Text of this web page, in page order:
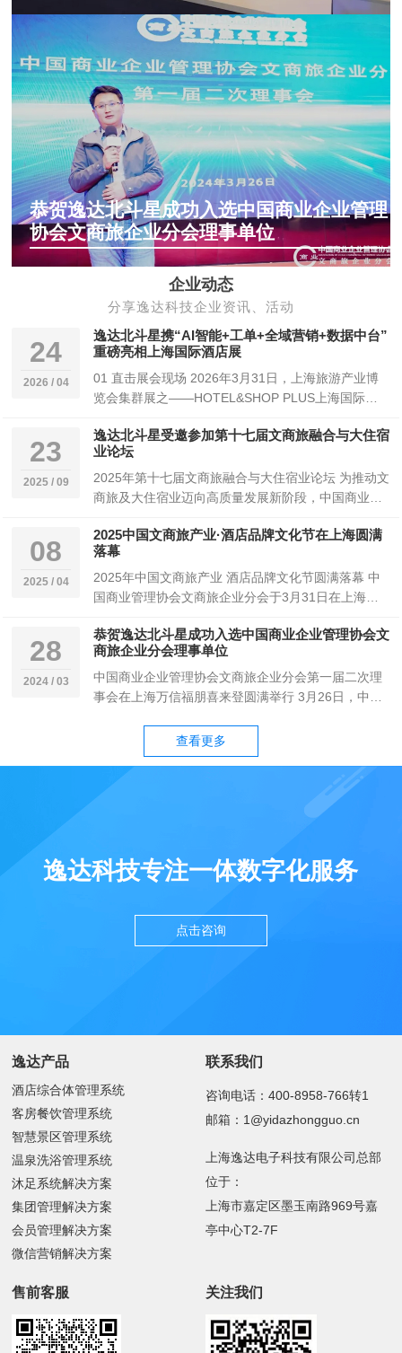
恭贺逸达北斗星成功入选中国商业企业管理
协会文商旅企业分会理事单位
企业动态
分享逸达科技企业资讯、活动
24
2026 / 04
逸达北斗星携“AI智能+工单+全域营销+数据中台”
重磅亮相上海国际酒店展
01 直击展会现场 2026年3月31日，上海旅游产业博
览会集群展之——HOTEL&SHOP PLUS上海国际酒
23
2025 / 09
逸达北斗星受邀参加第十七届文商旅融合与大住宿
业论坛
2025年第十七届文商旅融合与大住宿业论坛 为推动文
商旅及大住宿业迈向高质量发展新阶段，中国商业企
08
2025 / 04
2025中国文商旅产业·酒店品牌文化节在上海圆满
落幕
2025年中国文商旅产业 酒店品牌文化节圆满落幕 中
国商业管理协会文商旅企业分会于3月31日在上海国
28
2024 / 03
恭贺逸达北斗星成功入选中国商业企业管理协会文
商旅企业分会理事单位
中国商业企业管理协会文商旅企业分会第一届二次理
事会在上海万信福朋喜来登圆满举行 3月26日，中国
查看更多
逸达科技专注一体数字化服务
点击咨询
逸达产品
酒店综合体管理系统
客房餐饮管理系统
智慧景区管理系统
温泉洗浴管理系统
沐足系统解决方案
集团管理解决方案
会员管理解决方案
微信营销解决方案
联系我们
咨询电话：400-8958-766转1
邮箱：1@yidazhongguo.cn
上海逸达电子科技有限公司总部
位于：
上海市嘉定区墨玉南路969号嘉
亭中心T2-7F
售前客服 关注我们